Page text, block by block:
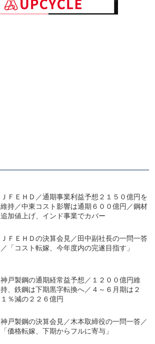
ＪＦＥＨＤ／通期事業利益予想２１５０億円を
維持／中東コスト影響は通期６００億円／鋼材
追加値上げ、インド事業でカバー
ＪＦＥＨＤの決算会見／田中副社長の一問一答
／「コスト転嫁、今年度内の完遂目指す」
神戸製鋼の通期経常益予想／１２００億円維
持、鉄鋼は下期黒字転換へ／４～６月期は２
１％減の２２６億円
神戸製鋼の決算会見／木本取締役の一問一答／
「価格転嫁、下期からフルに寄与」